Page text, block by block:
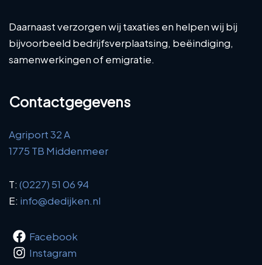
Daarnaast verzorgen wij taxaties en helpen wij bij
bijvoorbeeld bedrijfsverplaatsing, beëindiging,
samenwerkingen of emigratie.
Contactgegevens
Agriport 32 A
1775 TB Middenmeer
T: (0227) 51 06 94
E: info@dedijken.nl
Facebook
Instagram